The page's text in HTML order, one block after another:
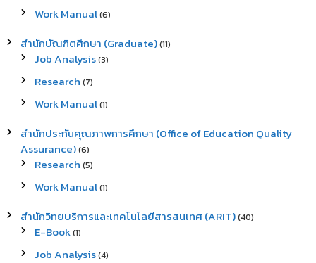
Work Manual(6)
สำนักบัณฑิตศึกษา (Graduate)(11)
Job Analysis(3)
Research (7)
Work Manual(1)
สำนักประกันคุณภาพการศึกษา (Office of Education Quality
Assurance)(6)
Research (5)
Work Manual(1)
สำนักวิทยบริการและเทคโนโลยีสารสนเทศ (ARIT)(40)
E-Book(1)
Job Analysis(4)